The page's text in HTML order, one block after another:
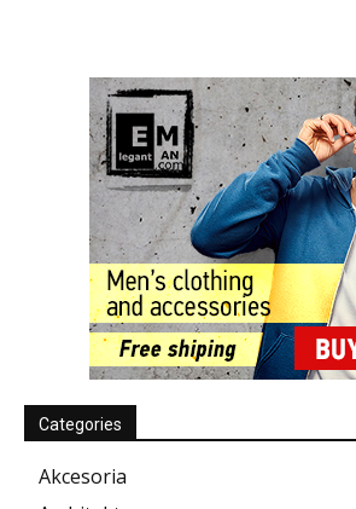
Categories
Akcesoria